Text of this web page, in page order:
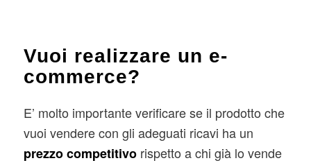
Vuoi realizzare un e-
commerce?
E’ molto importante verificare se il prodotto che
vuoi vendere con gli adeguati ricavi ha un
prezzo competitivorispetto a chi già lo vende